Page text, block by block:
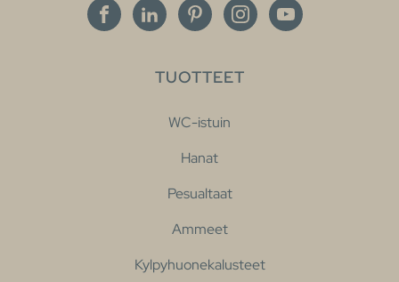
TUOTTEET
WC-istuin
Hanat
Pesualtaat
Ammeet
Kylpyhuonekalusteet